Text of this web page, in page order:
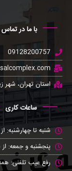
با ما در
09128200757
استان تهران، شهر
ساعات کاری
شنبه تا چهارشنبه: از
پنجشنبه و جمعه: از
رفع عیب تلفنی: